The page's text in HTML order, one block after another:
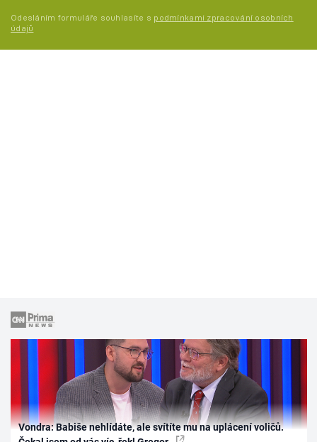
Odesláním formuláře souhlasíte s podmínkami zpracování osobních
údajů
Vondra: Babiše nehlídáte, ale svítíte mu na uplácení voličů.